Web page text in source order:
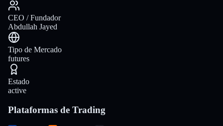
CEO / Fundador
Abdullah Jayed
Tipo de Mercado
futures
Estado
active
Plataformas de Trading